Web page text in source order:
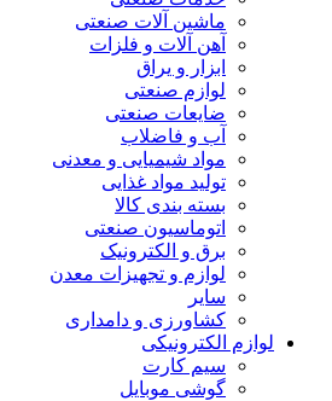
ماشین آلات صنعتی
آهن آلات و فلزات
ابزار و یراق
لوازم صنعتی
ضایعات صنعتی
آب و فاضلاب
مواد شیمیایی و معدنی
تولید مواد غذایی
بسته بندی کالا
اتوماسیون صنعتی
برق و الکترونیک
لوازم و تجهیزات معدن
سایر
کشاورزی و دامداری
لوازم الکترونیکی
سیم کارت
گوشی موبایل